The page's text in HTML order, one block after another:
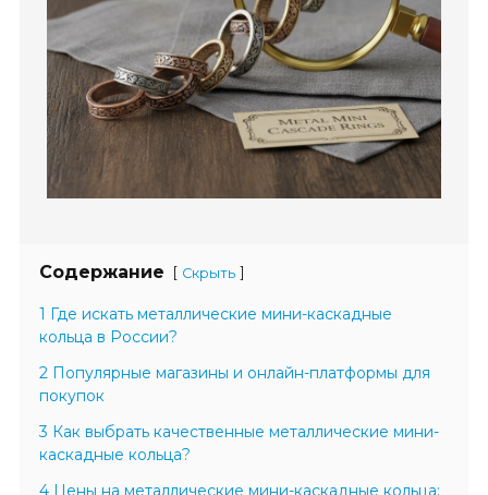
Содержание [ Скрыть ]
1 Где искать металлические мини-каскадные
кольца в России?
2 Популярные магазины и онлайн-платформы для
покупок
3 Как выбрать качественные металлические мини-
каскадные кольца?
4 Цены на металлические мини-каскадные кольца: